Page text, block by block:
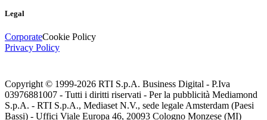
Legal
CorporateCookie Policy
Privacy Policy
Copyright © 1999-2026 RTI S.p.A. Business Digital - P.Iva
03976881007 - Tutti i diritti riservati - Per la pubblicità Mediamond
S.p.A. - RTI S.p.A., Mediaset N.V., sede legale Amsterdam (Paesi
Bassi) - Uffici Viale Europa 46, 20093 Cologno Monzese (MI)